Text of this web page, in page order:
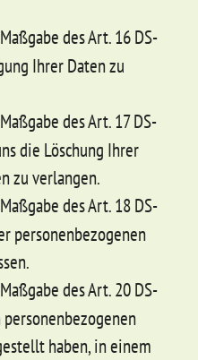
des Art. 16 DS-
Ihrer Daten zu
des Art. 17 DS-
die Löschung Ihrer
zu verlangen.
des Art. 18 DS-
personenbezogenen
des Art. 20 DS-
haben, in einem